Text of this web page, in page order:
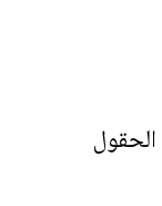
الحقول